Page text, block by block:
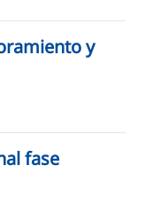
y
fase